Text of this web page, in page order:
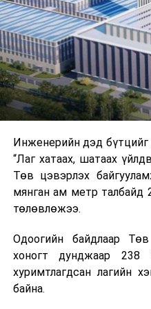
цагийн менежмент,
холбогдох
ажиллагааны чиглэлээр
зүйгээр хангаж байна.
Мөн зам тээврийн осол,
онцгой нөхцөл үүссэн
өдөр тутмын ажлын
практик ур чадварыг
Сургалтыг
жишээнд суурилсан
танилцах, онцгой
онол, практик хосолсон
байна.
Инженерийн дэд
“Лаг хатаах, шатаах
Төв цэвэрлэх
мянган ам метр талбайд
төлөвлөжээ.
Одоогийн байдлаар
хоногт дунджаар 238
хуримтлагдсан лагийн
байна.